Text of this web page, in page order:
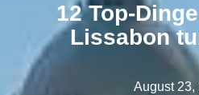
12 Top-
Lissabon
August 23,